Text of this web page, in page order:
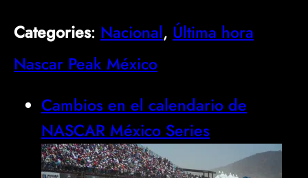
Categories: Nacional, Última hora
Nascar Peak México
Cambios en el calendario de
NASCAR México Series